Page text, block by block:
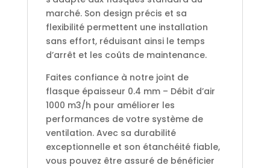
marché. Son design précis et sa
flexibilité permettent une installation
sans effort, réduisant ainsi le temps
d’arrêt et les coûts de maintenance.
Faites confiance à notre joint de
flasque épaisseur 0.4 mm – Débit d’air
1000 m3/h pour améliorer les
performances de votre système de
ventilation. Avec sa durabilité
exceptionnelle et son étanchéité fiable,
vous pouvez être assuré de bénéficier